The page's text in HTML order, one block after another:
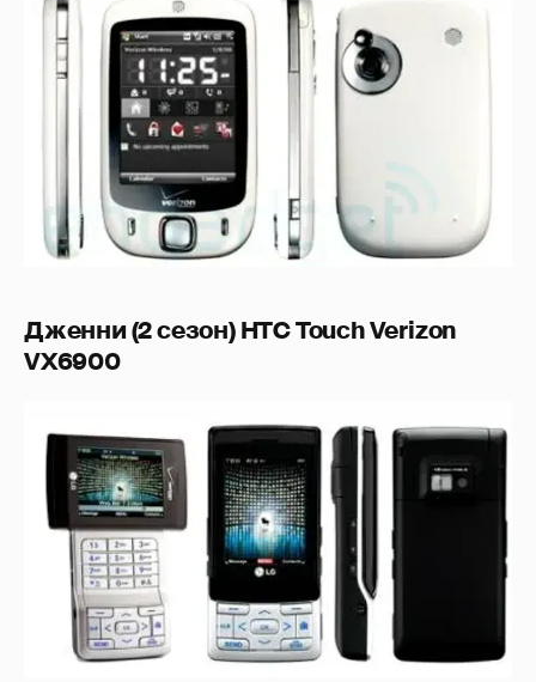
Дженни (2 сезон) HTC Touch Verizon
VX6900